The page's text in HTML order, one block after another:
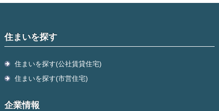
住まいを探す
住まいを探す(公社賃貸住宅)
住まいを探す(市営住宅)
企業情報